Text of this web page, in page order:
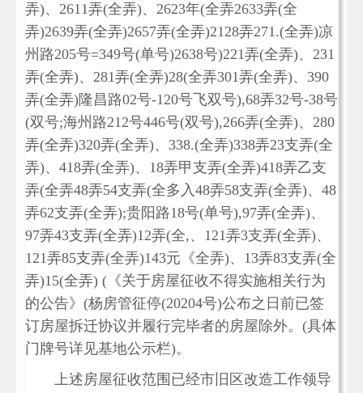
弄)、2611弄(全弄)、2623年(全弄2633弄(全
弄)2639弄(全弄)2657弄(全弄)2128弄271.(全弄)凉
州路205号=349号(单号)2638号)221弄(全弄)、231
弄(全弄)、281弄(全弄)28(全弄301弄(全弄)、390
弄(全弄)隆昌路02号-120号飞双号),68弄32号-38号
(双号;海州路212号446号(双号),266弄(全弄)、280
弄(全弄)320弄(全弄)、338.(全弄)338弄23支弄(全
弄)、418弄(全弄)、18弄甲支弄(全弄)418弄乙支
弄(全弄48弄54支弄(全多入48弄58支弄(全弄)、48
弄62支弄(全弄);贵阳路18号(单号),97弄(全弄)、
97弄43支弄(全弄)12弄(全,、121弄3支弄(全弄)、
121弄85支弄(全弄)143元《全弄)、13弄83支弄(全
弄)15(全弄) (《关于房屋征收不得实施相关行为
的公告》(杨房管征停(20204号)公布之日前已签
订房屋拆迁协议并履行完毕者的房屋除外。(具体
门牌号详见基地公示栏)。
上述房屋征收范围已经市旧区改造工作领导